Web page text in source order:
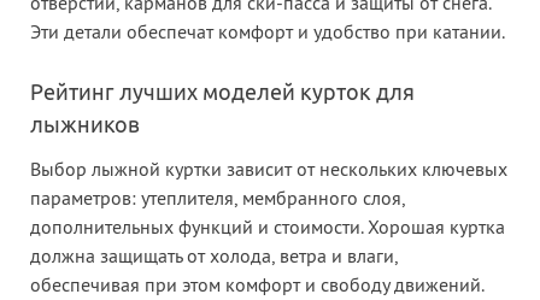
отверстий, карманов для ски-пасса и защиты от снега.
Эти детали обеспечат комфорт и удобство при катании.
Рейтинг лучших моделей курток для
лыжников
Выбор лыжной куртки зависит от нескольких ключевых
параметров: утеплителя, мембранного слоя,
дополнительных функций и стоимости. Хорошая куртка
должна защищать от холода, ветра и влаги,
обеспечивая при этом комфорт и свободу движений.